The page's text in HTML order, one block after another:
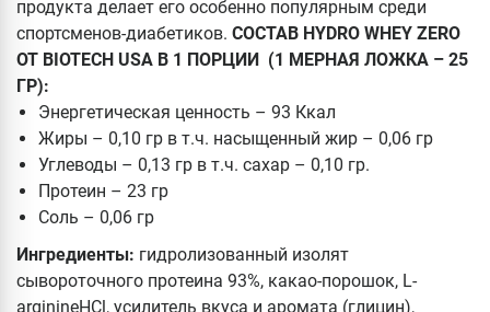
продукта делает его особенно популярным среди
спортсменов-диабетиков. СОСТАВ HYDRO WHEY ZERO
ОТ BIOTECH USA В 1 ПОРЦИИ (1 МЕРНАЯ ЛОЖКА – 25
ГР):
Энергетическая ценность – 93 Ккал
Жиры – 0,10 гр в т.ч. насыщенный жир – 0,06 гр
Углеводы – 0,13 гр в т.ч. сахар – 0,10 гр.
Протеин – 23 гр
Соль – 0,06 гр
Ингредиенты: гидролизованный изолят
сывороточного протеина 93%, какао-порошок, L-
arginineHCl, усилитель вкуса и аромата (глицин),